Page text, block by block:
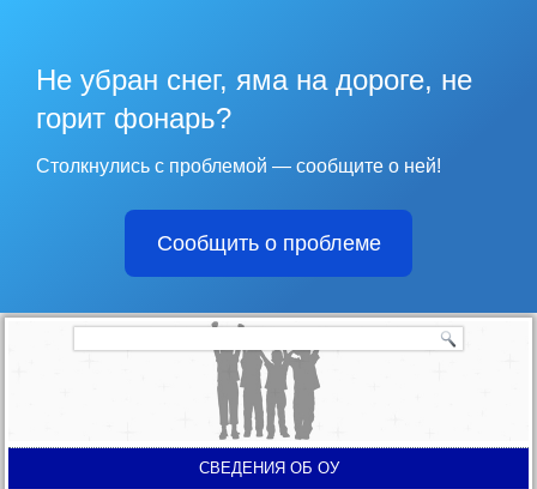
Не убран снег, яма на дороге, не
горит фонарь?
Столкнулись с проблемой — сообщите о ней!
Сообщить о проблеме
СВЕДЕНИЯ ОБ ОУ